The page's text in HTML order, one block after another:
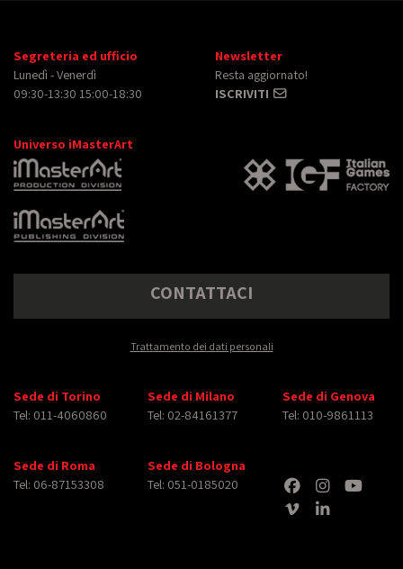
Segreteria ed ufficio
Lunedì - Venerdì
09:30-13:30 15:00-18:30
Newsletter
Resta aggiornato!
ISCRIVITI
Universo iMasterArt
CONTATTACI
Trattamento dei dati personali
Sede di Torino
Tel: 011-4060860
Sede di Milano
Tel: 02-84161377
Sede di Genova
Tel: 010-9861113
Sede di Roma
Tel: 06-87153308
Sede di Bologna
Tel: 051-0185020